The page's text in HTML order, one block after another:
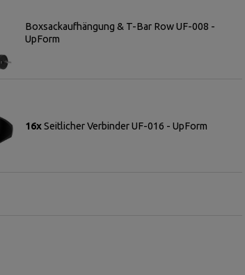
Boxsackaufhängung & T-Bar Row UF-008 -
UpForm
16xSeitlicher Verbinder UF-016 - UpForm